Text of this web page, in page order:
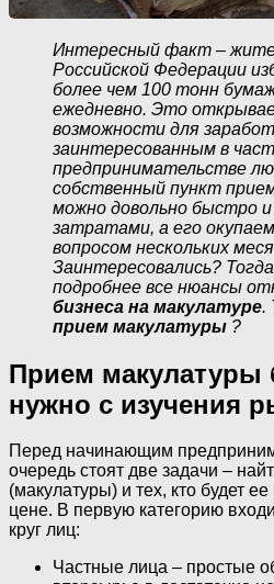
Интересный факт –
Российской Федерации
более чем 100 тонн
ежедневно. Это
возможности для
заинтересованным в
предпринимательстве
собственный пункт
можно довольно быстро
затратами, а его
вопросом нескольких
Заинтересовались?
подробнее все нюансы
бизнеса на макулатуре.
прием макулатуры ?
Прием макулатуры
нужно с изучения
Перед начинающим
очередь стоят две задачи –
(макулатуры) и тех, кто будет
цене. В первую категорию
круг лиц:
Частные лица – простые